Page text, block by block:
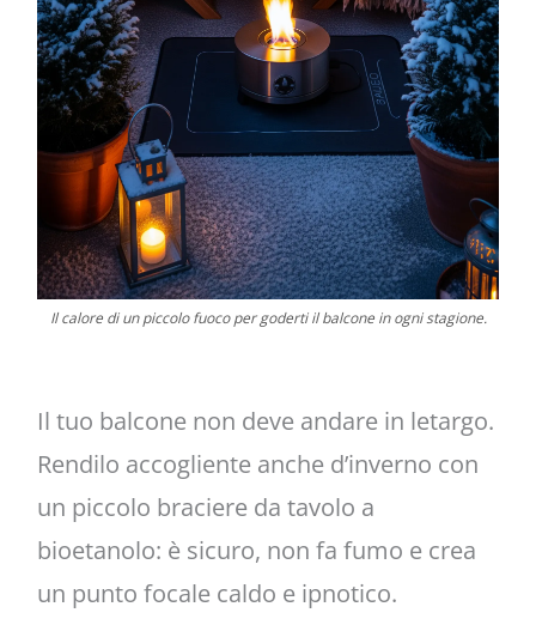
Il calore di un piccolo fuoco per goderti il balcone in ogni stagione.
Il tuo balcone non deve andare in letargo.
Rendilo accogliente anche d’inverno con
un piccolo braciere da tavolo a
bioetanolo: è sicuro, non fa fumo e crea
un punto focale caldo e ipnotico.